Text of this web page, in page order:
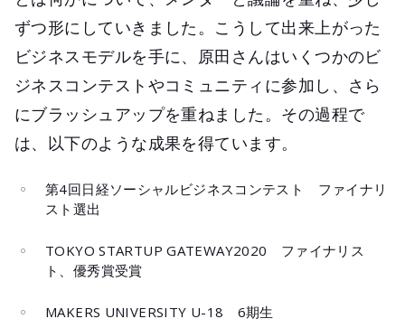
ずつ形にしていきました。こうして出来上がった
ビジネスモデルを手に、原田さんはいくつかのビ
ジネスコンテストやコミュニティに参加し、さら
にブラッシュアップを重ねました。その過程で
は、以下のような成果を得ています。
第4回日経ソーシャルビジネスコンテスト ファイナリ
スト選出
TOKYO STARTUP GATEWAY2020 ファイナリス
ト、優秀賞受賞
MAKERS UNIVERSITY U-18 6期生